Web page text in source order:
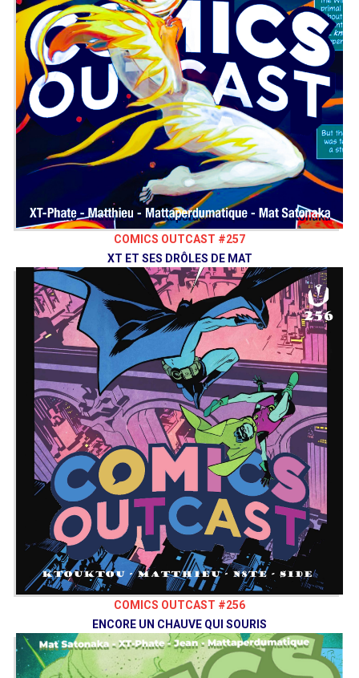
COMICS OUTCAST #257
XT ET SES DRÔLES DE MAT
COMICS OUTCAST #256
ENCORE UN CHAUVE QUI SOURIS